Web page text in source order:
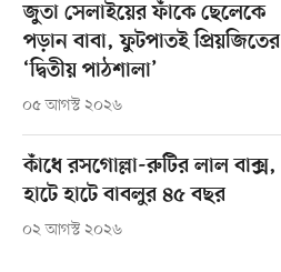
জুতা সেলাইয়ের ফাঁকে ছেলেকে
পড়ান বাবা, ফুটপাতই প্রিয়জিতের
‘দ্বিতীয় পাঠশালা’
০৫ আগস্ট ২০২৬
কাঁধে রসগোল্লা-রুটির লাল বাক্স,
হাটে হাটে বাবলুর ৪৫ বছর
০২ আগস্ট ২০২৬